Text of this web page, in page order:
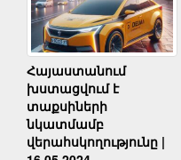
Հայաստանում
խստացվում է
տաքսիների
նկատմամբ
վերահսկողությունը |